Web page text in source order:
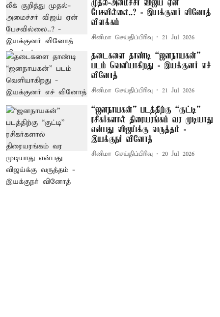
முதல்-அமைச்சர் விஜய் ஏன்
பேசவில்லை..? - இயக்குனர் வினோத்
விளக்கம்
சினிமா செய்திப்பிரிவு 21 Jul 2026
தடைகளை தாண்டி “ஜனநாயகன்”
படம் வெளியாகிறது - இயக்குனர் எச்
வினோத்
சினிமா செய்திப்பிரிவு 21 Jul 2026
“ஜனநாயகன்” படத்திற்கு “குட்டி”
ரசிகர்களால் திரையரங்கம் வர முடியாது
என்பது விஜய்க்கு வருத்தம் -
இயக்குநர் வினோத்
சினிமா செய்திப்பிரிவு 20 Jul 2026